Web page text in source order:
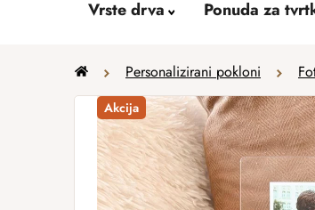
Vrste drva Ponuda za
Home Personalizirani pokloni
Akcija